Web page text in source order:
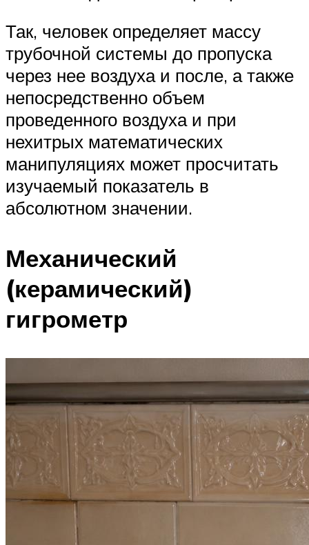
Так, человек определяет массу
трубочной системы до пропуска
через нее воздуха и после, а также
непосредственно объем
проведенного воздуха и при
нехитрых математических
манипуляциях может просчитать
изучаемый показатель в
абсолютном значении.
Механический
(керамический)
гигрометр